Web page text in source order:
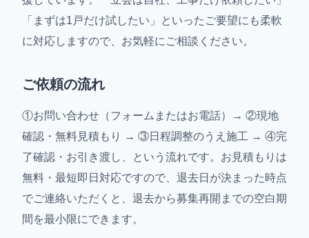
「まずは1戸だけ試したい」といったご要望にも柔軟
に対応しますので、お気軽にご相談ください。
ご依頼の流れ
①お問い合わせ（フォームまたはお電話）→ ②現地
確認・無料見積もり → ③日程調整のうえ施工 → ④完
了確認・お引き渡し、という流れです。お見積もりは
無料・最短即日対応ですので、退去日が決まった時点
でご連絡いただくと、退去から募集再開までの空白期
間を最小限にできます。